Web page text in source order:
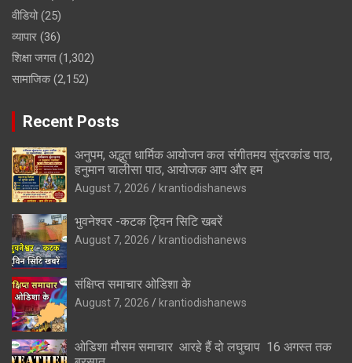
वीडियो(25)
व्यापार (36)
शिक्षा जगत(1,302)
सामाजिक(2,152)
Recent Posts
अनुपम, अद्भुत धार्मिक आयोजन कल संगीतमय सुंदरकांड पाठ,
हनुमान चालीसा पाठ, आयोजक आप और हम
August 7, 2026 krantiodishanews
भुवनेश्वर -कटक ट्विन सिटि खबरें
August 7, 2026 krantiodishanews
संक्षिप्त समाचार ओडिशा के
August 7, 2026 krantiodishanews
ओडिशा मौसम समाचार आरहे हैं दो लघुचाप 16 अगस्त तक